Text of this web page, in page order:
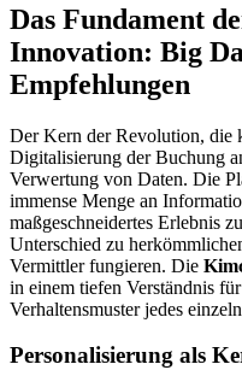
Das Fundament
Innovation: Big
Empfehlungen
Der Kern der Revolution, die
Digitalisierung der Buchung
Verwertung von Daten. Die
immense Menge an
maßgeschneidertes Erlebnis
Unterschied zu
Vermittler fungieren. Die
in einem tiefen Verständnis
Verhaltensmuster jedes
Personalisierung als